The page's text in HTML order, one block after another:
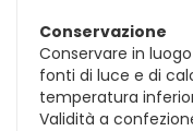
Conservazione
Conservare in
fonti di luce e di
temperatura
Validità a